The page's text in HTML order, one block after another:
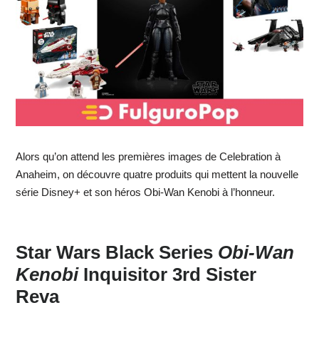
Alors qu’on attend les premières images de Celebration à
Anaheim, on découvre quatre produits qui mettent la nouvelle
série Disney+ et son héros Obi-Wan Kenobi à l’honneur.
Star Wars Black SeriesObi-Wan
Kenobi Inquisitor 3rd Sister
Reva